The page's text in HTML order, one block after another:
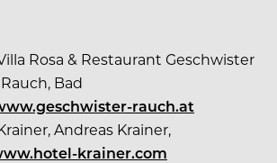
Rosa & Restaurant Geschwister
Bad
rauch.at
Andreas Krainer,
krainer.com